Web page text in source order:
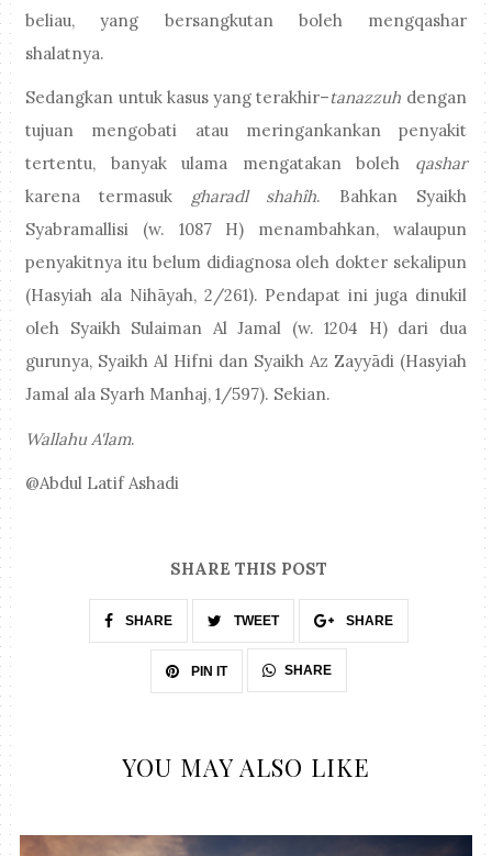
beliau, yang bersangkutan boleh mengqashar
shalatnya.
Sedangkan untuk kasus yang terakhir–tanazzuh dengan
tujuan mengobati atau meringankankan penyakit
tertentu, banyak ulama mengatakan boleh qashar
karena termasuk gharadl shahîh. Bahkan Syaikh
Syabramallisi (w. 1087 H) menambahkan, walaupun
penyakitnya itu belum didiagnosa oleh dokter sekalipun
(Hasyiah ala Nihāyah, 2/261). Pendapat ini juga dinukil
oleh Syaikh Sulaiman Al Jamal (w. 1204 H) dari dua
gurunya, Syaikh Al Hifni dan Syaikh Az Zayyādi (Hasyiah
Jamal ala Syarh Manhaj, 1/597). Sekian.
Wallahu A'lam.
@Abdul Latif Ashadi
SHARE THIS POST
SHARE TWEET SHARE
PIN IT SHARE
YOU MAY ALSO LIKE